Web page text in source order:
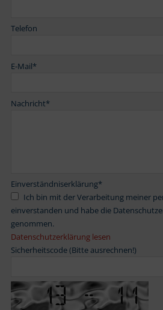
Telefon
E-Mail*
Nachricht*
Einverständniserklärung*
einverstanden und habe die
genommen.
Datenschutzerklärung lesen
Sicherheitscode (Bitte ausrechnen!)